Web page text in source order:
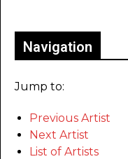
Navigation
Jump to:
Previous Artist
Next Artist
List of Artists